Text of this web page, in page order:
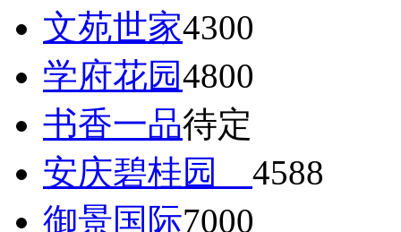
文苑世家4300
学府花园4800
书香一品待定
安庆碧桂园 4588
御景国际7000